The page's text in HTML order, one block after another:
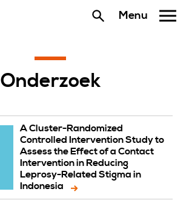
Menu
Onderzoek
A Cluster-Randomized
Controlled Intervention Study to
Assess the Effect of a Contact
Intervention in Reducing
Leprosy-Related Stigma in
Indonesia